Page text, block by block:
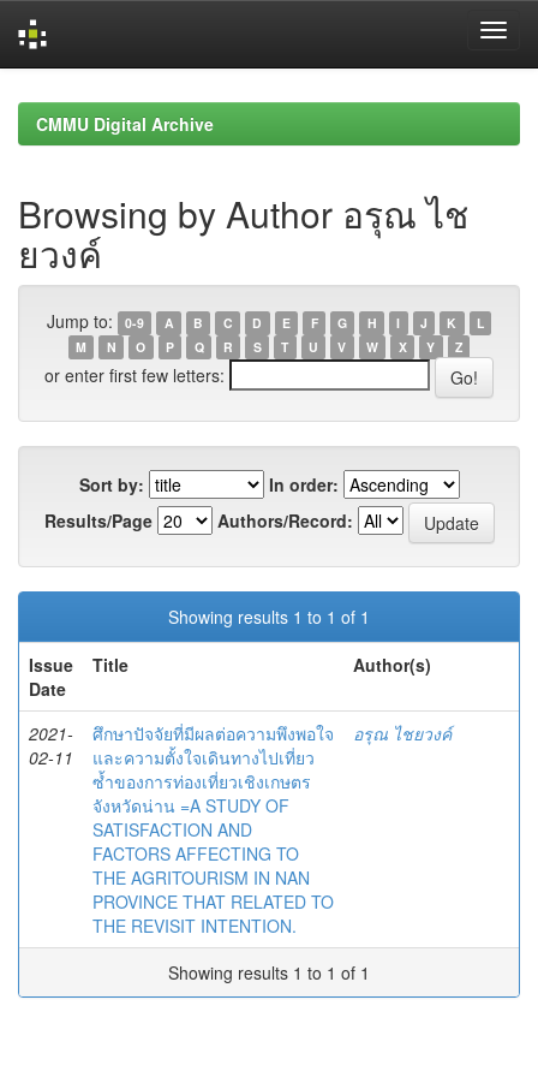
navigationCMMU Digital Archive
Browsing by Author อรุณ ไช
ยวงค์
Jump to: 0-9 A B C D E F G H I J K
L
M
N O P Q R S T U V W X Y Z
or enter first few letters:
Sort by:
In order:
Results/Page
Authors/Record:
Showing results 1 to 1 of 1
Issue
Date
Title Author(s)
2021-
02-11
ศึกษาปัจจัยที่มีผลต่อความพึงพอใจ
และความตั้งใจเดินทางไปเที่ยว
ซ้ำของการท่องเที่ยวเชิงเกษตร
จังหวัดน่าน =A STUDY OF
SATISFACTION AND
FACTORS AFFECTING TO
THE AGRITOURISM IN NAN
PROVINCE THAT RELATED TO
THE REVISIT INTENTION.
อรุณ ไชยวงค์
Showing results 1 to 1 of 1